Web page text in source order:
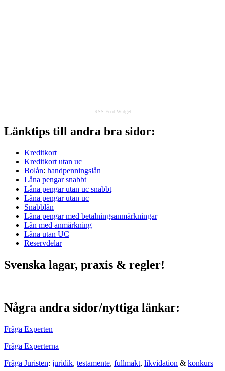
RSS Feed Widget
Länktips till andra bra sidor:
Kreditkort
Kreditkort utan uc
Bolån: handpenningslån
Låna pengar snabbt
Låna pengar utan uc snabbt
Låna pengar utan uc
Snabblån
Låna pengar med betalningsanmärkningar
Lån med anmärkning
Låna utan UC
Reservdelar
Svenska lagar, praxis & regler!
Några andra sidor/nyttiga länkar:
Fråga Experten
Fråga Experterna
Fråga Juristen: juridik, testamente, fullmakt, likvidation & konkurs